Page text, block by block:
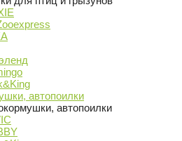
автопоилки
автопоилки